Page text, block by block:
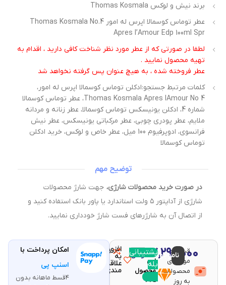
برند نیش و لوکس Thomas Kosmala
عطر توماس کوسمالا اپرس له امور Thomas Kosmala No.4
Apres I’Amour Edp 100ml Spr
لطفا در صورتی که از عطر مورد نظر شناخت کافی دارید ، اقدام به
تهیه محصول نمایید .
عطر فروخته شده ، به هیچ عنوان پس گرفته نخواهد شد
کلمات مرتبط جستجو:ادکلن توماس کوسمالا اپرس له امور،
Thomas Kosmala Apres lAmour No 4، عطر توماس کوسمالا
شماره 4، ادکلن یونیسکس توماس کوسمالا، عطر زنانه و مردانه
ملایم، عطر پودری چوبی، عطر مرکباتی یونیسکس، عطر نیش
فرانسوی، ادوپرفیوم 100 میل، عطر خاص و لوکس، خرید ادکلن
توماس کوسمالا
توضیح مهم
در صورت خرید محصولات شارژی،جهت شارژ محصولات
شارژی از آداپتور ۵ ولت استاندارد یا پاور بانک استفاده کنید و
از اتصال آن به شارژرهای فست شارژ خودداری نمایید.
قیمت و
موجودی
محصولات
به روز
۱۷,۲۹۰,۰۰۰تومان ناموجودبا خرید
این
محصول
۳۴۵
پشتیبانی
بله
افزودن
به
علاقه
مندی
مقایسه
امکان پرداخت با
اسنپ پی
۴قسط ماهانه بدون